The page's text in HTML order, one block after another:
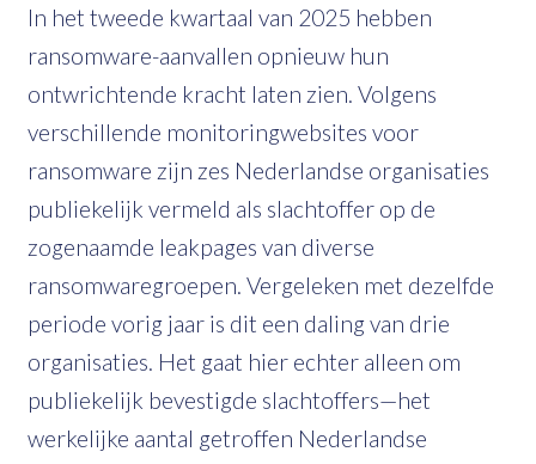
In het tweede kwartaal van 2025 hebben
ransomware-aanvallen opnieuw hun
ontwrichtende kracht laten zien. Volgens
verschillende monitoringwebsites voor
ransomware zijn zes Nederlandse organisaties
publiekelijk vermeld als slachtoffer op de
zogenaamde leakpages van diverse
ransomwaregroepen. Vergeleken met dezelfde
periode vorig jaar is dit een daling van drie
organisaties. Het gaat hier echter alleen om
publiekelijk bevestigde slachtoffers—het
werkelijke aantal getroffen Nederlandse